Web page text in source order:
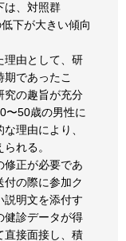
は、対照群
下が大きい傾向
理由として、研
であったこ
究の趣旨が充分
〜50歳の男性に
理由により、
れる。
修正が必要であ
付の際に参加ク
説明文を添付す
健診データが得
直接面接し、積